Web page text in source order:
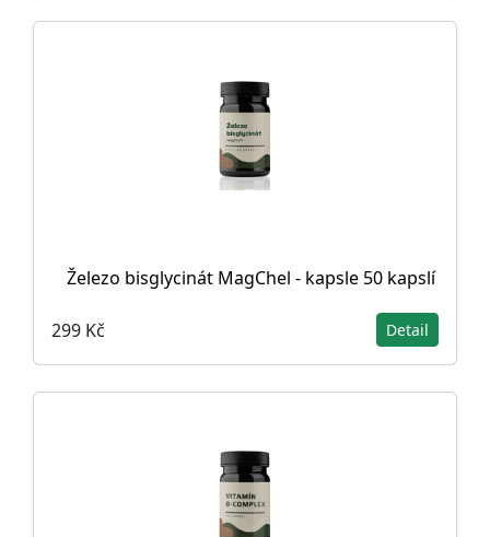
Železo bisglycinát MagChel - kapsle 50 kapslí
299 Kč Detail